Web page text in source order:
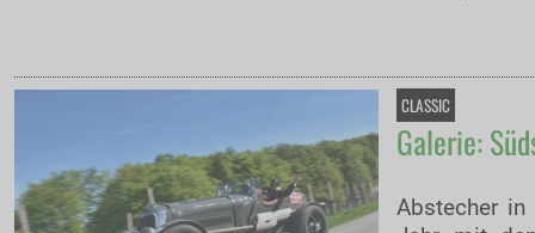
CLASSIC
Galerie:
Abstecher in